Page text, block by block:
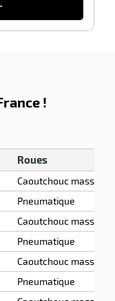
!
Roues
Caoutchouc massif
Pneumatique
Caoutchouc massif
Pneumatique
Caoutchouc massif
Pneumatique